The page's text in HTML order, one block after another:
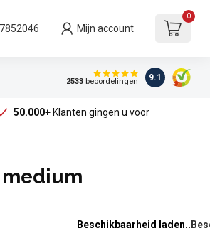
Mijn account
0
2533beoordelingen 9.1
50.000+Klanten gingen u voor
Beschikbaarheid laden..